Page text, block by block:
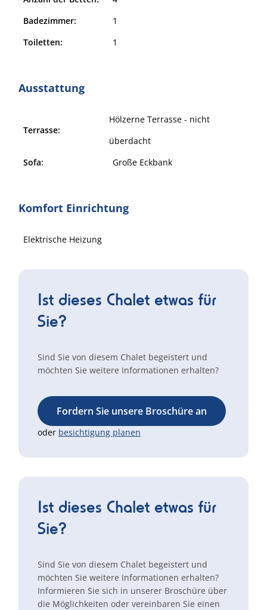
Badezimmer:
1
Toiletten:
1
Ausstattung
Terrasse:
Hölzerne Terrasse - nicht
überdacht
Sofa:
Große Eckbank
Komfort Einrichtung
Elektrische Heizung
Ist dieses Chalet etwas für
Sie?
Sind Sie von diesem Chalet begeistert und
möchten Sie weitere Informationen erhalten?
Fordern Sie unsere Broschüre an
oder besichtigung planen
Ist dieses Chalet etwas für
Sie?
Sind Sie von diesem Chalet begeistert und
möchten Sie weitere Informationen erhalten?
Informieren Sie sich in unserer Broschüre über
die Möglichkeiten oder vereinbaren Sie einen